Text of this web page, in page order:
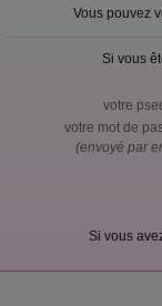
Vous pouvez
Si vous
votre
votre mot de
(envoyé par
Si vous